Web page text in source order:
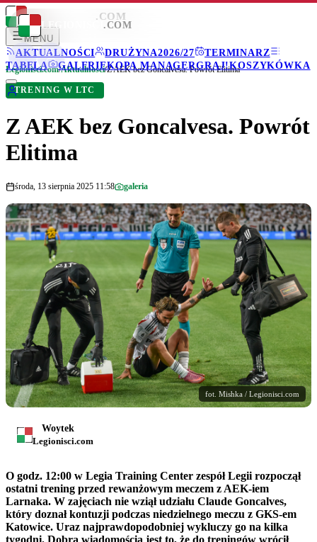
LEGIONISCI .COM
MENU
AKTUALNOŚCI
DRUŻYNA2026/27
TERMINARZ
TABELA
GALERIEKOPA MANAGERGRAJ!KOSZYKÓWKA
LEGIONISCI .COM
Legionisci.com/Aktualności/Z AEK bez Goncalvesa. Powrót Elitima
TRENING W LTC
Z AEK bez Goncalvesa. Powrót
Elitima
środa, 13 sierpnia 2025 11:58 galeria
fot. Mishka / Legionisci.com
Woytek
Legionisci.com
O godz. 12:00 w Legia Training Center zespół Legii rozpoczął
ostatni trening przed rewanżowym meczem z AEK-iem
Larnaka. W zajęciach nie wziął udziału Claude Goncalves,
który doznał kontuzji podczas niedzielnego meczu z GKS-em
Katowice. Uraz najprawdopodobniej wykluczy go na kilka
tygodni. Dobrą wiadomością jest to, że do treningów wrócił